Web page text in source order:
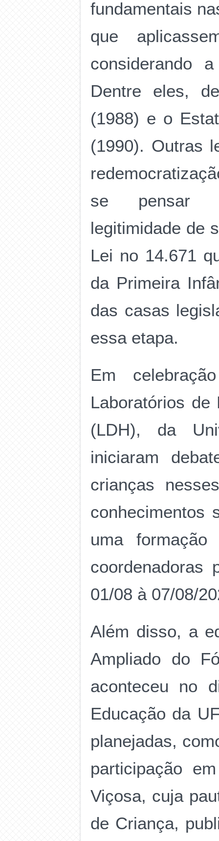
fundamentais
que
considerando
Dentre eles,
(1988) e o
(1990). Outras
se
legitimidade de
Lei no 14.671
da Primeira
das casas
essa etapa.
Em
Laboratórios de
(LDH), da
iniciaram
crianças
conhecimentos
uma
coordenadoras
01/08 à 07/08/
Além disso, a
Ampliado do
aconteceu no
Educação da
planejadas,
participação
Viçosa, cuja
de Criança,